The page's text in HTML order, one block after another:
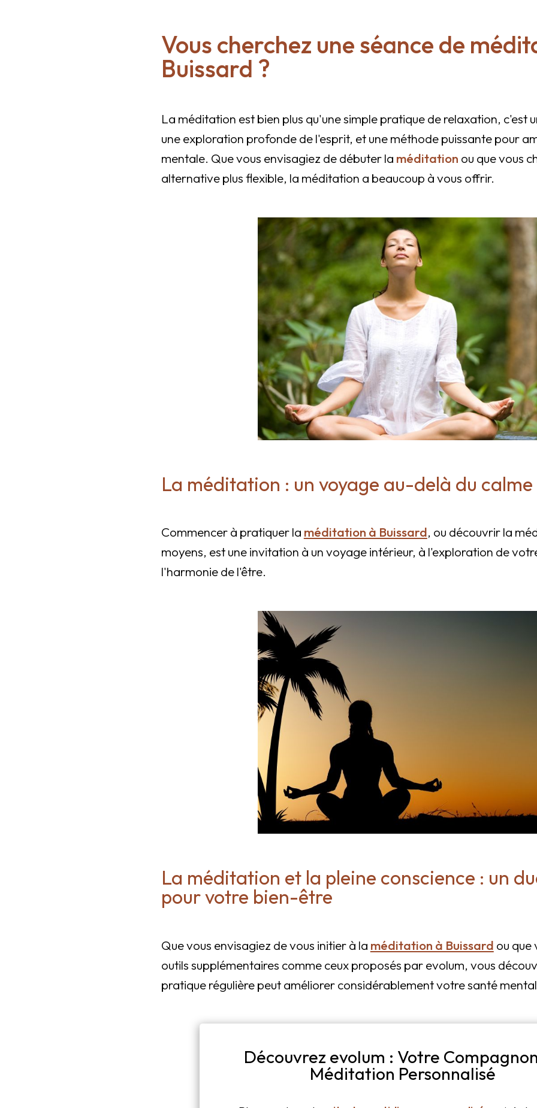
Vous cherchez une séance de
Buissard ?
La méditation est bien plus qu'une simple pratique de relaxation, c'est
une exploration profonde de l'esprit, et une méthode puissante pour
mentale. Que vous envisagiez de débuter la méditation ou que vous
alternative plus flexible, la méditation a beaucoup à vous offrir.
La méditation : un voyage au-delà du calme
Commencer à pratiquer la méditation à Buissard, ou découvrir la
moyens, est une invitation à un voyage intérieur, à l'exploration de
l'harmonie de l'être.
La méditation et la pleine conscience : un
pour votre bien-être
Que vous envisagiez de vous initier à la méditation à Buissard ou que
outils supplémentaires comme ceux proposés par evolum, vous
pratique régulière peut améliorer considérablement votre santé
Découvrez evolum : Votre
Méditation Personnalisé